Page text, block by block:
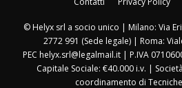
© Helyx srl a socio unico | Milano: Via
2772 991 (Sede legale) | Roma:
PEC helyx.srl@legalmail.it | P.IVA
Capitale Sociale: €40.000 i.v. |
coordinamento di